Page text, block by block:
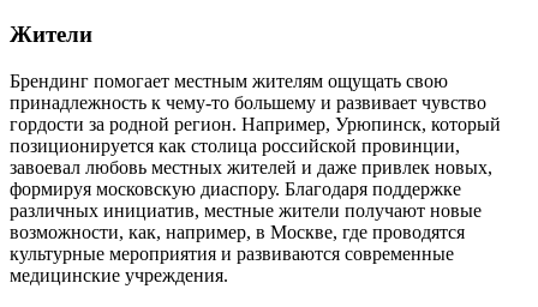
Жители
Брендинг помогает местным жителям ощущать свою
принадлежность к чему-то большему и развивает чувство
гордости за родной регион. Например, Урюпинск, который
позиционируется как столица российской провинции,
завоевал любовь местных жителей и даже привлек новых,
формируя московскую диаспору. Благодаря поддержке
различных инициатив, местные жители получают новые
возможности, как, например, в Москве, где проводятся
культурные мероприятия и развиваются современные
медицинские учреждения.